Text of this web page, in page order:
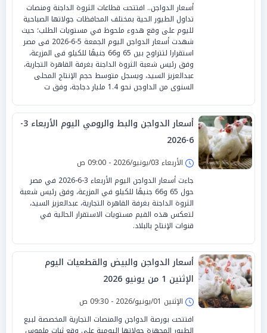
أسعار الدواجن.. افتتحت قطاعات الثروة الداجنة ومنصات
تداول الطيور الحية بمختلف المحافظات جولاتها الصباحية
لليوم على وقع هدوء ملحوظ في مستويات الطلب؛ حيث
شهدت أسعار الدواجن اليوم الجمعة 5-6-2026 فى مصر
استقرارا لتتراوح بين 65 و66 جنيهًا للكيلو فى المزرعة،
وفق رئيس شعبة الثروة الداجنة بغرفة القاهرة التجارية،
عبدالعزيز السيد، ويسجل متوسط حجم الإنتاج المحلى
السنوى من الداوجن نحو 1.4 مليار دجاجة، وفق ت
أسعار الدواجن والبط والرومي اليوم الأربعاء 3-
6-2026
الأربعاء 03/يونيو/2026 - 09:00 ص
جاءت أسعار الدواجن اليوم الأربعاء 3-6-2026 في مصر
حول 65 و66 جنيهًا للكيلو في المزرعة، وفق رئيس شعبة
الثروة الداجنة بغرفة القاهرة التجارية، عبدالعزيز السيد،
لتعكس هذه القيم مستويات الاستقرار الحالية في
قنوات الإنتاج بالبلاد.
أسعار الدواجن والبيض والقطعيات اليوم
الإثنين 1 من يونيو 2026
الإثنين 01/يونيو/2026 - 09:30 ص
افتتحت بورصة الدواجن والمنصات التجارية المخصصة لبيع